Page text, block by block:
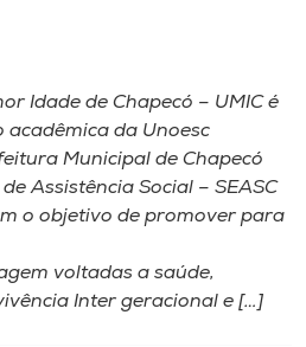
Idade de Chapecó – UMIC é
acadêmica da Unoesc
Municipal de Chapecó
Assistência Social – SEASC
o objetivo de promover para
voltadas a saúde,
Inter geracional e […]